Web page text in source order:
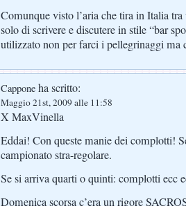
Comunque visto l’aria che tira in Italia
solo di scrivere e discutere in stile “bar
utilizzato non per farci i pellegrinaggi ma
Cappone ha scritto:
Maggio 21st, 2009 alle 11:58
X MaxVinella
Eddai! Con queste manie dei complotti!
campionato stra-regolare.
Se si arriva quarti o quinti: complotti ecc
Domenica scorsa c’era un rigore